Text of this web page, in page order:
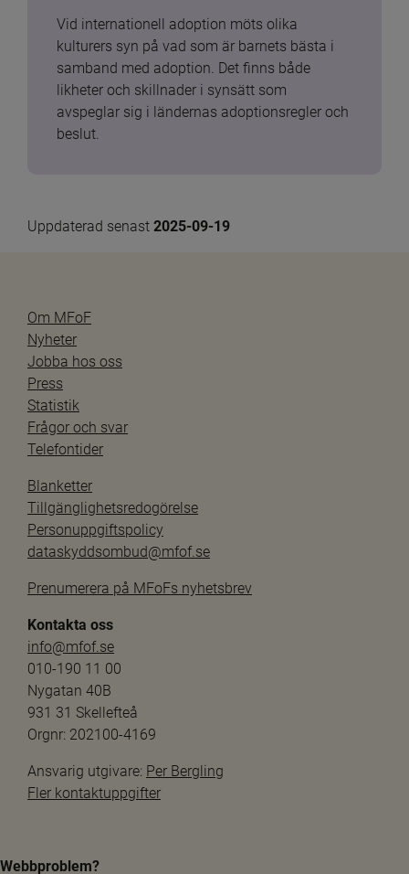
Vid internationell adoption möts olika
kulturers syn på vad som är barnets bästa i
samband med adoption. Det finns både
likheter och skillnader i synsätt som
avspeglar sig i ländernas adoptionsregler och
beslut.
Uppdaterad senast 2025-09-19
Om MFoF
Nyheter
Jobba hos oss
Press
Statistik
Frågor och svar
Telefontider
Blanketter
Tillgänglighetsredogörelse
Personuppgiftspolicy
dataskyddsombud@mfof.se
Prenumerera på MFoFs nyhetsbrev
Kontakta oss
info@mfof.se
010-190 11 00
Nygatan 40B
931 31 Skellefteå
Orgnr: 202100-4169
Ansvarig utgivare: Per Bergling
Fler kontaktuppgifter
Webbproblem?